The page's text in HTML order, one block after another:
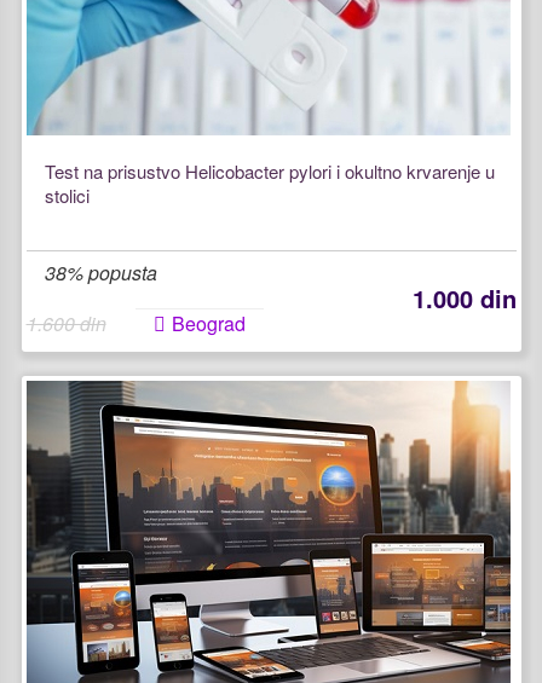
Test na prisustvo Helicobacter pylori i okultno krvarenje u
stolici
38% popusta
1.000 din
1.600 din Beograd